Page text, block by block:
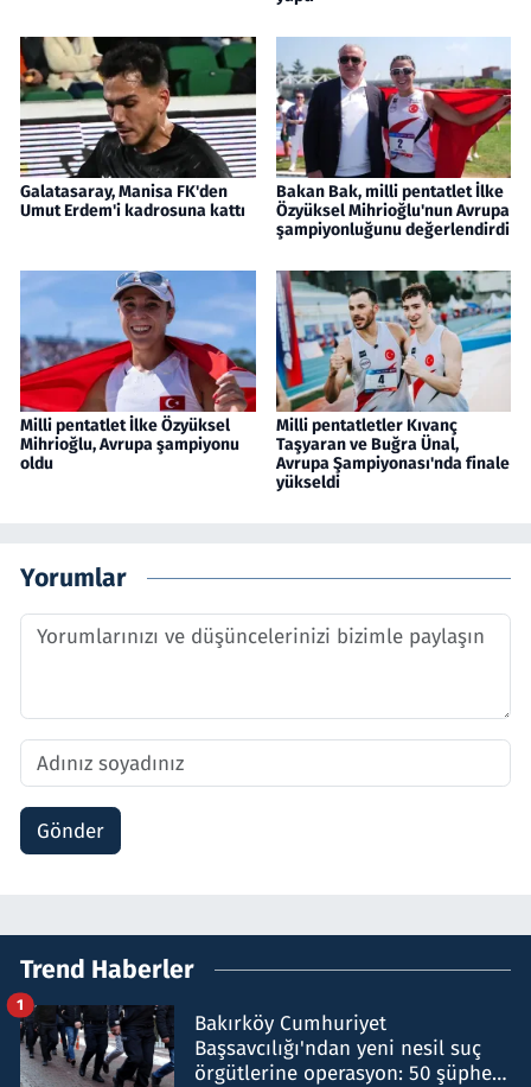
Galatasaray, Manisa FK'den
Umut Erdem'i kadrosuna kattı
Bakan Bak, milli pentatlet İlke
Özyüksel Mihrioğlu'nun Avrupa
şampiyonluğunu değerlendirdi
Milli pentatlet İlke Özyüksel
Mihrioğlu, Avrupa şampiyonu
oldu
Milli pentatletler Kıvanç
Taşyaran ve Buğra Ünal,
Avrupa Şampiyonası'nda finale
yükseldi
Yorumlar
Gönder
Trend Haberler
Bakırköy Cumhuriyet
Başsavcılığı'ndan yeni nesil suç
örgütlerine operasyon: 50 şüpheli
1